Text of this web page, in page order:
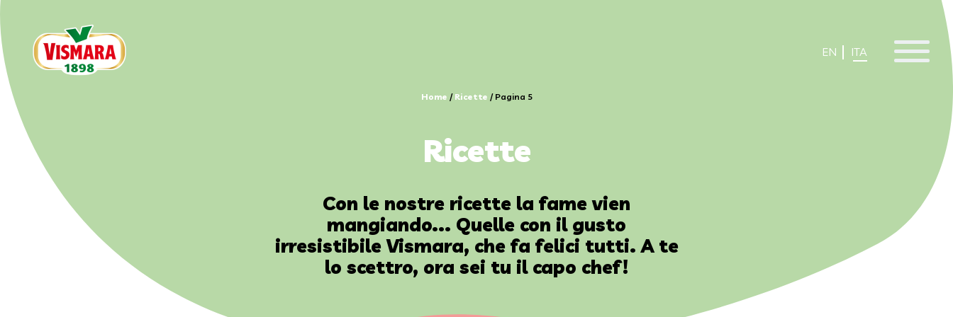
EN ITA
Home / Ricette / Pagina 5
Ricette
Con le nostre ricette la fame vien
mangiando... Quelle con il gusto
irresistibile Vismara, che fa felici tutti. A te
lo scettro, ora sei tu il capo chef!